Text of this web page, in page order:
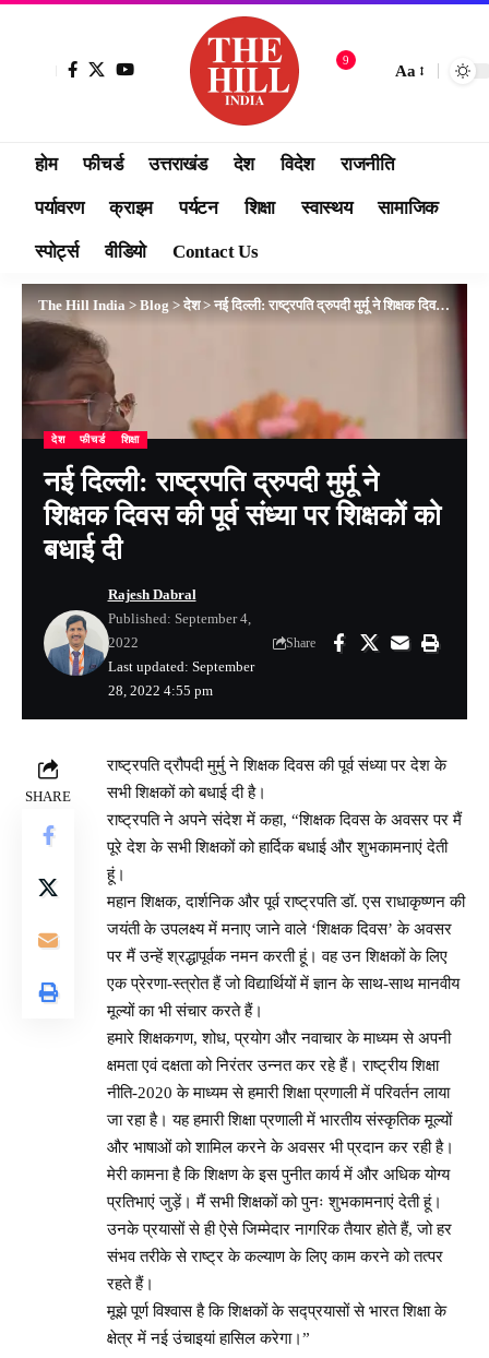
9
Aa
होम फीचर्ड उत्तराखंड देश विदेश राजनीति
पर्यावरण क्राइम पर्यटन शिक्षा स्वास्थय सामाजिक
स्पोर्ट्स वीडियो Contact Us
The Hill India>Blog > देश>नई दिल्ली: राष्ट्रपति द्रुपदी मुर्मू ने शिक्षक दिवस की पूर्व संध्या पर शिक्षकों को बधाई दी
देश फीचर्ड शिक्षा
नई दिल्ली: राष्ट्रपति द्रुपदी मुर्मू ने
शिक्षक दिवस की पूर्व संध्या पर शिक्षकों को
बधाई दी
Last updated: September
28, 2022 4:55 pm
Rajesh Dabral
Published: September 4,
2022
Share
SHARE
राष्ट्रपति द्रौपदी मुर्मु ने शिक्षक दिवस की पूर्व संध्या पर देश के
सभी शिक्षकों को बधाई दी है।
राष्ट्रपति ने अपने संदेश में कहा, “शिक्षक दिवस के अवसर पर मैं
पूरे देश के सभी शिक्षकों को हार्दिक बधाई और शुभकामनाएं देती
हूं।
महान शिक्षक, दार्शनिक और पूर्व राष्ट्रपति डॉ. एस राधाकृष्णन की
जयंती के उपलक्ष्य में मनाए जाने वाले ‘शिक्षक दिवस’ के अवसर
पर मैं उन्हें श्रद्धापूर्वक नमन करती हूं। वह उन शिक्षकों के लिए
एक प्रेरणा-स्त्रोत हैं जो विद्यार्थियों में ज्ञान के साथ-साथ मानवीय
मूल्यों का भी संचार करते हैं।
हमारे शिक्षकगण, शोध, प्रयोग और नवाचार के माध्यम से अपनी
क्षमता एवं दक्षता को निरंतर उन्नत कर रहे हैं। राष्ट्रीय शिक्षा
नीति-2020 के माध्यम से हमारी शिक्षा प्रणाली में परिवर्तन लाया
जा रहा है। यह हमारी शिक्षा प्रणाली में भारतीय संस्कृतिक मूल्यों
और भाषाओं को शामिल करने के अवसर भी प्रदान कर रही है।
मेरी कामना है कि शिक्षण के इस पुनीत कार्य में और अधिक योग्य
प्रतिभाएं जुड़ें। मैं सभी शिक्षकों को पुनः शुभकामनाएं देती हूं।
उनके प्रयासों से ही ऐसे जिम्मेदार नागरिक तैयार होते हैं, जो हर
संभव तरीके से राष्ट्र के कल्याण के लिए काम करने को तत्पर
रहते हैं।
मूझे पूर्ण विश्वास है कि शिक्षकों के सद्प्रयासों से भारत शिक्षा के
क्षेत्र में नई उंचाइयां हासिल करेगा।”